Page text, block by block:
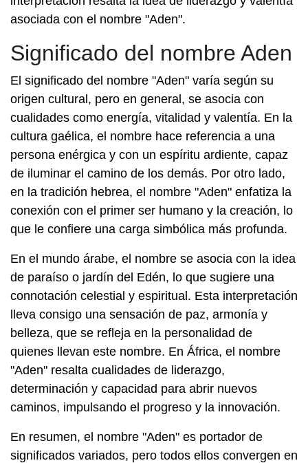
asociada con el nombre "Aden".
Significado del nombre Aden
El significado del nombre "Aden" varía según su
origen cultural, pero en general, se asocia con
cualidades como energía, vitalidad y valentía. En la
cultura gaélica, el nombre hace referencia a una
persona enérgica y con un espíritu ardiente, capaz
de iluminar el camino de los demás. Por otro lado,
en la tradición hebrea, el nombre "Aden" enfatiza la
conexión con el primer ser humano y la creación, lo
que le confiere una carga simbólica más profunda.
En el mundo árabe, el nombre se asocia con la idea
de paraíso o jardín del Edén, lo que sugiere una
connotación celestial y espiritual. Esta interpretación
lleva consigo una sensación de paz, armonía y
belleza, que se refleja en la personalidad de
quienes llevan este nombre. En África, el nombre
"Aden" resalta cualidades de liderazgo,
determinación y capacidad para abrir nuevos
caminos, impulsando el progreso y la innovación.
En resumen, el nombre "Aden" es portador de
significados variados, pero todos ellos convergen en